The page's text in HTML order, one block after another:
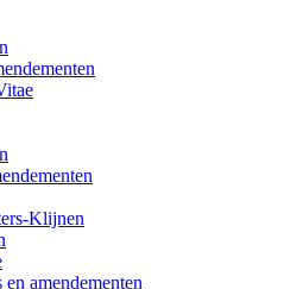
Klijnen
en amendementen